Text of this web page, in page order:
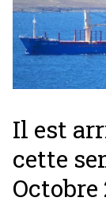
Il est
cette
Octobre